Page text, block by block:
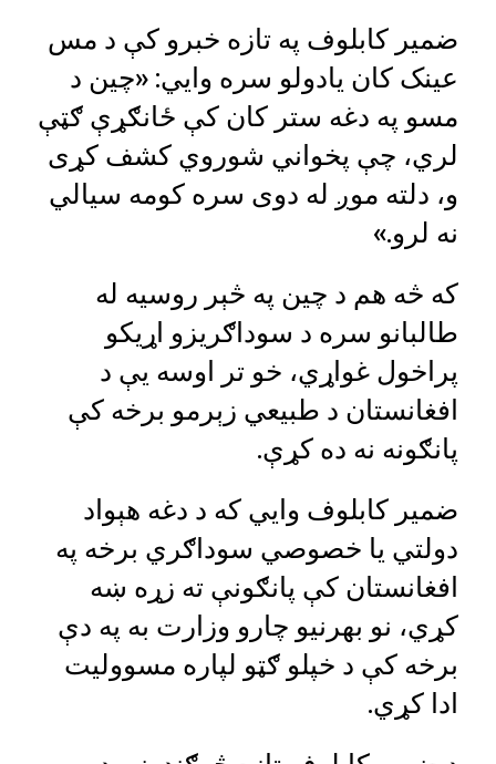
ضمیر کابلوف په تازه خبرو کې د مس
عینک کان یادولو سره وايي: «چین د
مسو په دغه ستر کان کې ځانګړې ګټې
لري، چې پخواني شوروي کشف کړی
و، دلته موږ له دوی سره کومه سیالي
نه لرو.»
که څه هم د چین په څېر روسیه له
طالبانو سره د سوداګریزو اړیکو
پراخول غواړي، خو تر اوسه یې د
افغانستان د طبیعي زېرمو برخه کې
پانګونه نه ده کړې.
ضمیر کابلوف وايي که د دغه هېواد
دولتي یا خصوصي سوداګري برخه په
افغانستان کې پانګونې ته زړه ښه
کړي، نو بهرنیو چارو وزارت به په دې
برخه کې د خپلو ګټو لپاره مسوولیت
ادا کړي.